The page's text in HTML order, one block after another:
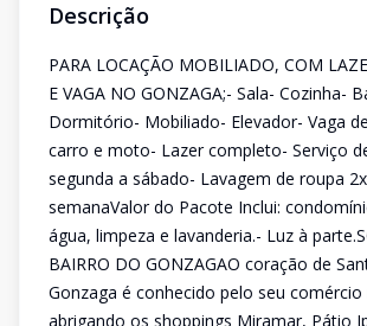
Descrição
PARA LOCAÇÃO MOBILIADO, COM
E VAGA NO GONZAGA;- Sala- Cozinha-
Dormitório- Mobiliado- Elevador- Vaga
carro e moto- Lazer completo- Serviço
segunda a sábado- Lavagem de roupa
semanaValor do Pacote Inclui:
água, limpeza e lavanderia.- Luz à
BAIRRO DO GONZAGAO coração de
Gonzaga é conhecido pelo seu comércio
abrigando os shoppings Miramar, Pátio